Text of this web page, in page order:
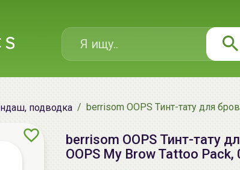
подводка berrisom OOPS Тинт-тату для
berrisom OOPS Тинт-тату
OOPS My Brow Tattoo